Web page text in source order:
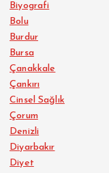
Biyografi
Bolu
Burdur
Bursa
Çanakkale
Çankırı
Cinsel Sağlık
Çorum
Denizli
Diyarbakır
Diyet